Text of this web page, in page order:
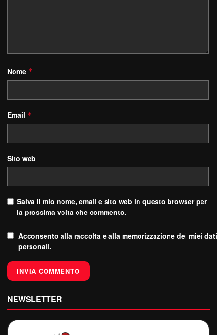
Nome *
Email *
Sito web
Salva il mio nome, email e sito web in questo browser per
la prossima volta che commento.
Acconsento alla raccolta e alla memorizzazione dei miei dati
personali.
NEWSLETTER